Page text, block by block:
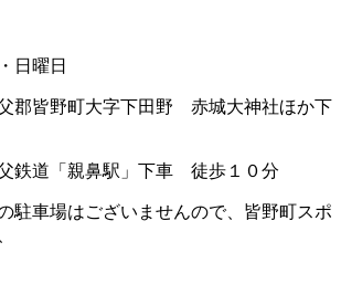
曜日
皆野町大字下田野 赤城大神社ほか下
道「親鼻駅」下車 徒歩１０分
車場はございませんので、皆野町スポ